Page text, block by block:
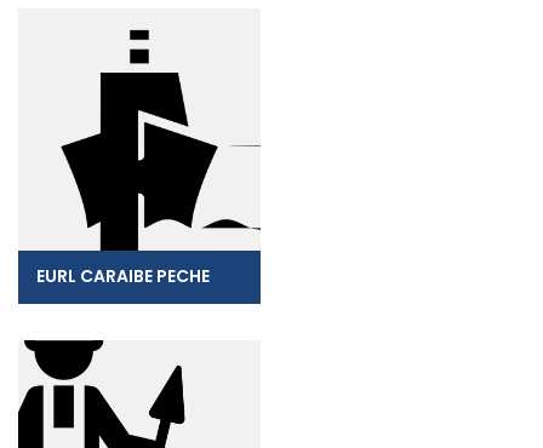
EURL CARAIBE PECHE